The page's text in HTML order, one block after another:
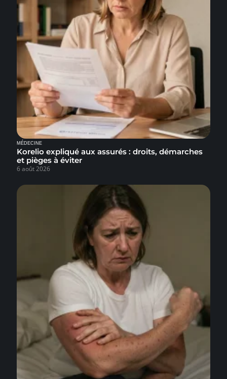
MÉDECINE
Korelio expliqué aux assurés : droits, démarches
et pièges à éviter
6 août 2026